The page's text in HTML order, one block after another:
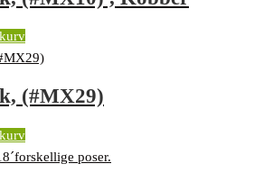
(#MX29)